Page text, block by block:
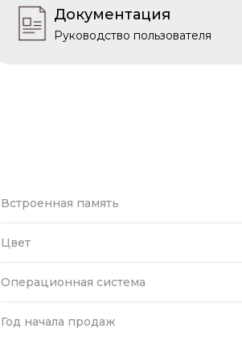
Документация
Руководство пользователя
Встроенная память
Цвет
Операционная система
Год начала продаж